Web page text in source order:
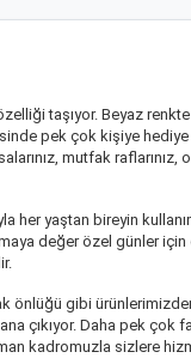
taşıyor. Beyaz
pek çok kişiye
mutfak raflarınız,
her yaştan bireyin
değer özel günler
önlüğü gibi
çıkıyor. Daha pek çok
kadromuzla sizlere